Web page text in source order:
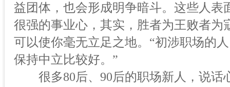
益团体，也会形成明争暗斗。这些人
很强的事业心，其实，胜者为王败者
可以使你毫无立足之地。“初涉职场的
保持中立比较好。”
很多80后、90后的职场新人，说话